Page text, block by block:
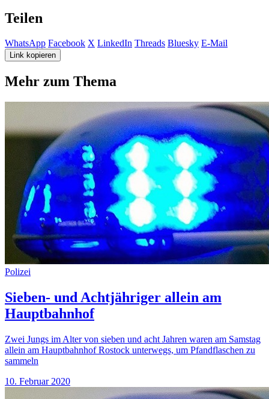
Teilen
WhatsApp Facebook X LinkedIn Threads Bluesky E-Mail
Link kopieren
Mehr zum Thema
Polizei
Sieben- und Achtjähriger allein am
Hauptbahnhof
Zwei Jungs im Alter von sieben und acht Jahren waren am Samstag
allein am Hauptbahnhof Rostock unterwegs, um Pfandflaschen zu
sammeln
10. Februar 2020